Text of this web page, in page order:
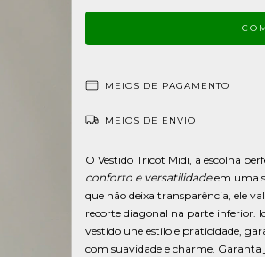
MEIOS DE PAGAMENTO
MEIOS DE ENVIO
O Vestido Tricot Midi, a escolha
conforto e versatilidadeem uma
que não deixa transparência, ele
recorte diagonal na parte inferior.
vestido une estilo e praticidade,
com suavidade e charme. Garanta